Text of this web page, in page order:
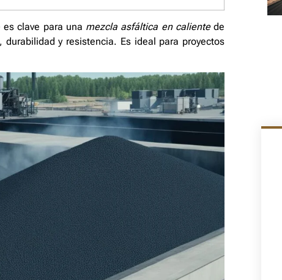
clave para una mezcla asfáltica en calientede
y resistencia. Es ideal para proyectos